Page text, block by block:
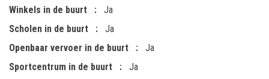
Winkels in de buurt
Ja
Scholen in de buurt
Ja
Openbaar vervoer in de buurt
Ja
Sportcentrum in de buurt
Ja